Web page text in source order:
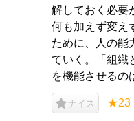
解しておく必
何も加えず変え
ために、人の能
ていく。「組織
を機能させる
ナイス ★23